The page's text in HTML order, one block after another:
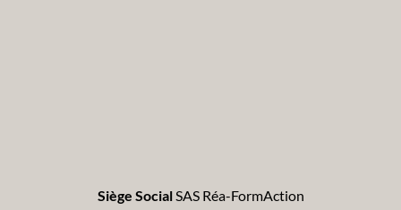
Siège SocialSAS Réa-FormAction